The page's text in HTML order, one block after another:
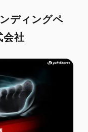
ディングペ
会社